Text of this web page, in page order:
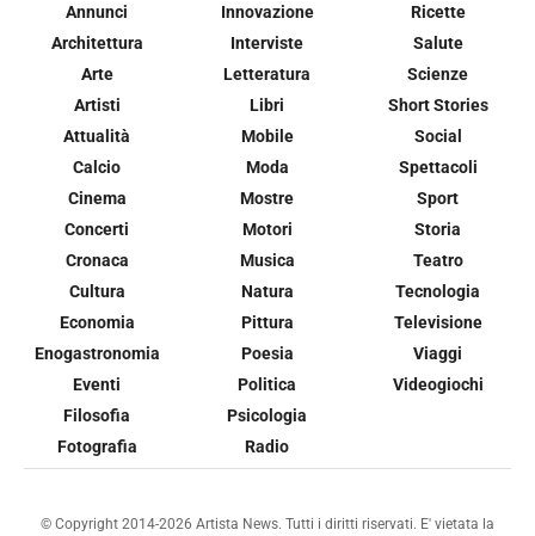
Annunci
Architettura
Arte
Artisti
Attualità
Calcio
Cinema
Concerti
Cronaca
Cultura
Economia
Enogastronomia
Eventi
Filosofia
Fotografia
Innovazione
Interviste
Letteratura
Libri
Mobile
Moda
Mostre
Motori
Musica
Natura
Pittura
Poesia
Politica
Psicologia
Radio
Ricette
Salute
Scienze
Short Stories
Social
Spettacoli
Sport
Storia
Teatro
Tecnologia
Televisione
Viaggi
Videogiochi
© Copyright 2014-2026 Artista News. Tutti i diritti riservati. E' vietata la